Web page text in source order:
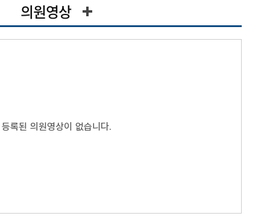
의원영상
등록된 의원영상이 없습니다.